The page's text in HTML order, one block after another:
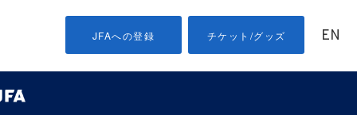
JFAへの登録 チケット/グッズ EN